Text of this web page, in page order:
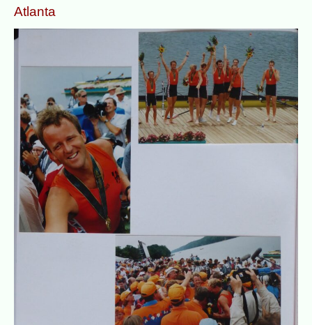
Atlanta